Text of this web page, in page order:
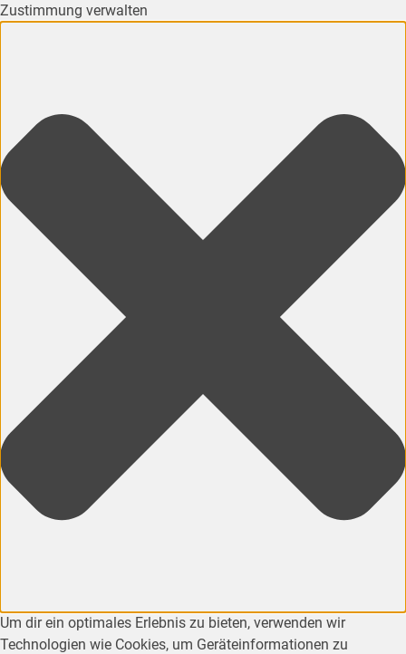
Zustimmung verwalten
Um dir ein optimales Erlebnis zu bieten, verwenden wir
Technologien wie Cookies, um Geräteinformationen zu